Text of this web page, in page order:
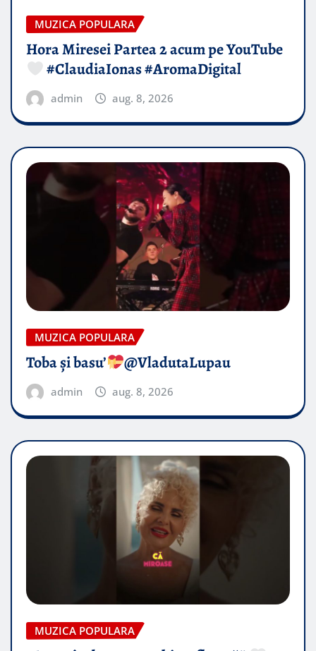
MUZICA POPULARA
Hora Miresei Partea 2 acum pe YouTube
#ClaudiaIonas #AromaDigital
admin aug. 8, 2026
MUZICA POPULARA
Toba și basu’ @VladutaLupau
admin aug. 8, 2026
MUZICA POPULARA